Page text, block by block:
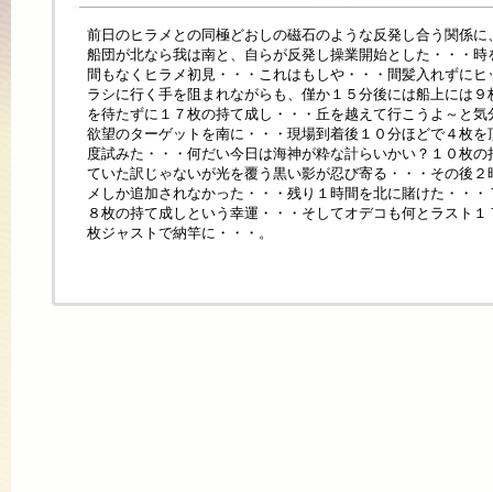
前日のヒラメとの同極どおしの磁石のような反発し合う関係
船団が北なら我は南と、自らが反発し操業開始とした・・・
間もなくヒラメ初見・・・これはもしや・・・間髪入れずに
ラシに行く手を阻まれながらも、僅か１５分後には船上には
を待たずに１７枚の持て成し・・・丘を越えて行こうよ～と
欲望のターゲットを南に・・・現場到着後１０分ほどで４枚
度試みた・・・何だい今日は海神が粋な計らいかい？１０枚
ていた訳じゃないが光を覆う黒い影が忍び寄る・・・その後
メしか追加されなかった・・・残り１時間を北に賭けた・・
８枚の持て成しという幸運・・・そしてオデコも何とラスト
枚ジャストで納竿に・・・。